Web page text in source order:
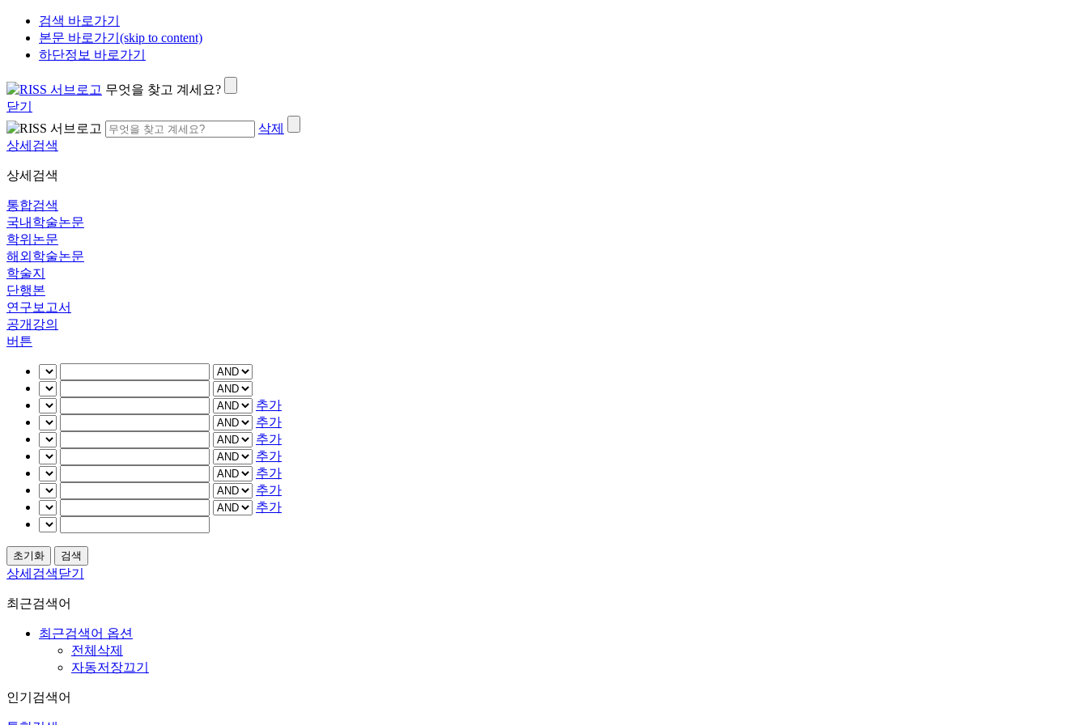
검색 바로가기
본문 바로가기(skip to content)
하단정보 바로가기
무엇을 찾고 계세요?
닫기
삭제
상세검색
상세검색
통합검색
국내학술논문
학위논문
해외학술논문
학술지
단행본
연구보고서
공개강의
버튼
추가
추가
추가
추가
추가
추가
추가
상세검색닫기
최근검색어
최근검색어 옵션
전체삭제
자동저장끄기
인기검색어